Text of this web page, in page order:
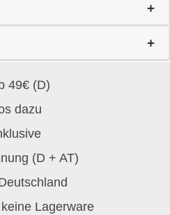
49€ (D)
dazu
(D + AT)
Lagerware